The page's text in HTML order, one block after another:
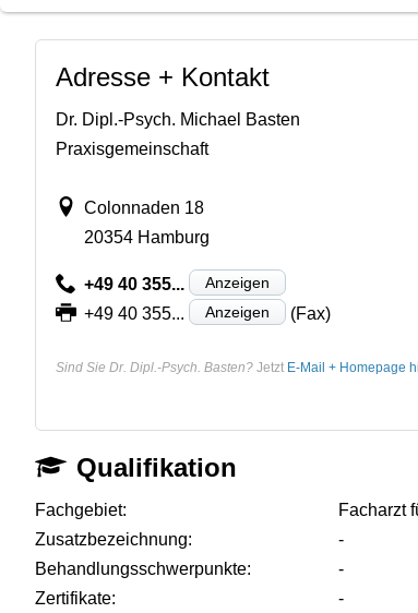
Adresse + Kontakt
Dr. Dipl.-Psych. Michael Basten
Praxisgemeinschaft
Colonnaden 18
20354 Hamburg
+49 40 355... Anzeigen
+49 40 355... Anzeigen (Fax)
Sind Sie Dr. Dipl.-Psych. Basten? Jetzt E-Mail + Homepage
Qualifikation
Fachgebiet:
Facharzt
Zusatzbezeichnung:
-
Behandlungsschwerpunkte:
-
Zertifikate:
-